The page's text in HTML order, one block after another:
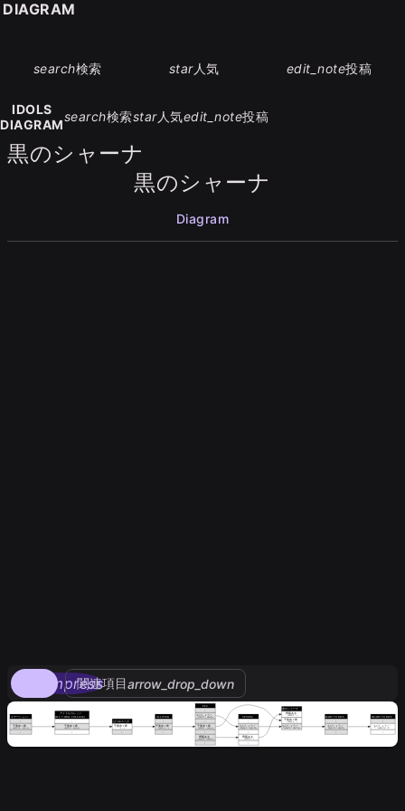
search検索 star人気 edit_note投稿
IDOLS
DIAGRAM
search検索star人気edit_note投稿
黒のシャーナ
黒のシャーナ
Diagram
compress
関連項目arrow_drop_down